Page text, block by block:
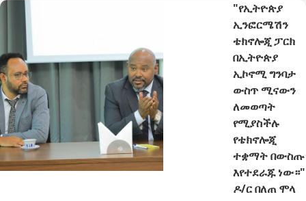
"የኢትዮጵያ
ኢንፎርሜሽን
ቴክኖሎጂ ፓርክ
በኢትዮጵያ
ኢኮኖሚ ግንባታ
ውስጥ ሚናውን
ለመወጣት
የሚያስችሉ
የቴክኖሎጂ
ተቋማት በውስጡ
እየተደራጁ ነው።"
ዶ/ር በለጠ ሞላ